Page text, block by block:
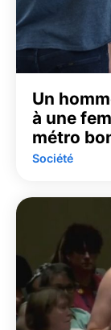
Un
à une
métro
Société